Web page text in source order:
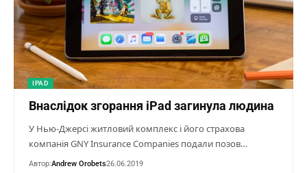
IPAD
Внаслідок згорання iPad загинула людина
У Нью-Джерсі житловий комплекс і його страхова
компанія GNY Insurance Companies подали позов…
Автор:Andrew Orobets26.06.2019